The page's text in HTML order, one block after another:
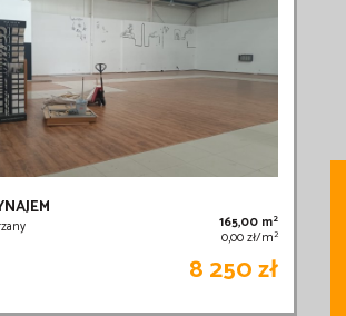
165,00 m2
0,00 zł/m2
8 250 zł